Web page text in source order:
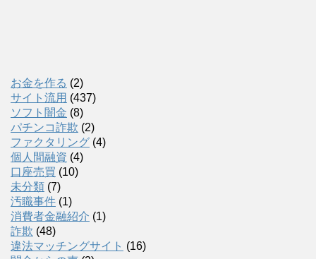
お金を作る (2)
サイト流用 (437)
ソフト闇金 (8)
パチンコ詐欺 (2)
ファクタリング (4)
個人間融資 (4)
口座売買 (10)
未分類 (7)
汚職事件 (1)
消費者金融紹介 (1)
詐欺 (48)
違法マッチングサイト (16)